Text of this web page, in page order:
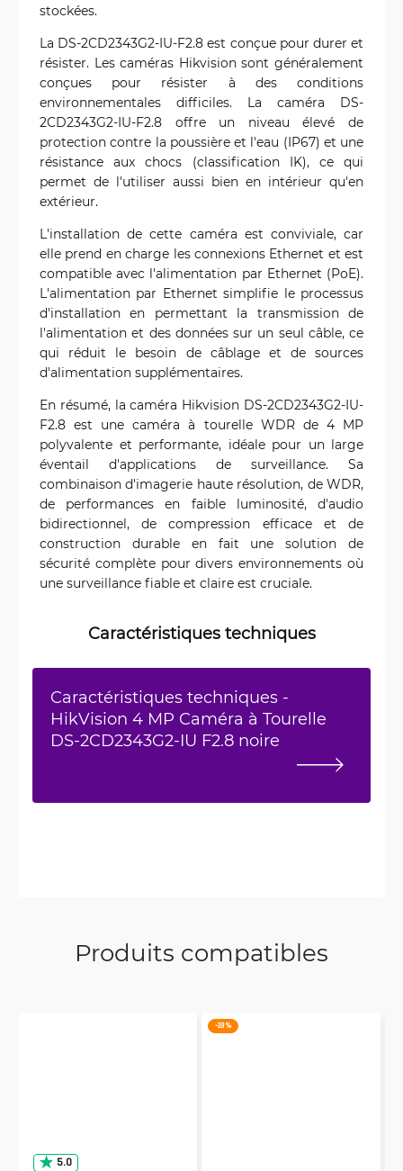
stockées.
La DS-2CD2343G2-IU-F2.8 est conçue pour durer et
résister. Les caméras Hikvision sont généralement
conçues pour résister à des conditions
environnementales difficiles. La caméra DS-
2CD2343G2-IU-F2.8 offre un niveau élevé de
protection contre la poussière et l'eau (IP67) et une
résistance aux chocs (classification IK), ce qui
permet de l'utiliser aussi bien en intérieur qu'en
extérieur.
L'installation de cette caméra est conviviale, car
elle prend en charge les connexions Ethernet et est
compatible avec l'alimentation par Ethernet (PoE).
L'alimentation par Ethernet simplifie le processus
d'installation en permettant la transmission de
l'alimentation et des données sur un seul câble, ce
qui réduit le besoin de câblage et de sources
d'alimentation supplémentaires.
En résumé, la caméra Hikvision DS-2CD2343G2-IU-
F2.8 est une caméra à tourelle WDR de 4 MP
polyvalente et performante, idéale pour un large
éventail d'applications de surveillance. Sa
combinaison d'imagerie haute résolution, de WDR,
de performances en faible luminosité, d'audio
bidirectionnel, de compression efficace et de
construction durable en fait une solution de
sécurité complète pour divers environnements où
une surveillance fiable et claire est cruciale.
Caractéristiques techniques
Caractéristiques techniques -
HikVision 4 MP Caméra à Tourelle
DS-2CD2343G2-IU F2.8 noire
Produits compatibles
5.0
-19 %